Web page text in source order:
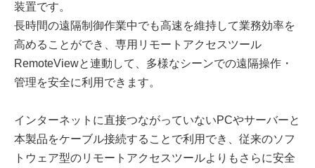
装置です。
長時間の遠隔制御作業中でも高速を維持して業務効率を
高めることができ、専用リモートアクセスツール
RemoteViewと連動して、多様なシーンでの遠隔操作・
管理を安全に利用できます。
インターネットに直接つながっていないPCやサーバーと
本製品をケーブル接続することで利用でき、従来のソフ
トウェア型のリモートアクセスツールよりもさらに安全